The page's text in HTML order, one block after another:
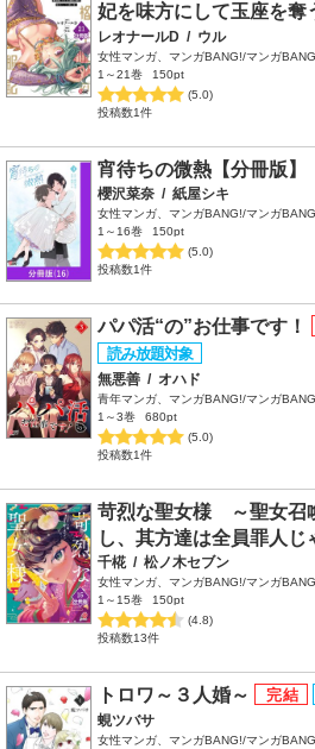
妃を味方にして玉座を奪
レオナールD / ウル
女性マンガ、マンガBANG!/マンガ
1～21巻
150pt
(5.0)
投稿数1件
宵待ちの微熱【分冊版】
櫻沢菜奈 / 紙屋シキ
女性マンガ、マンガBANG!/マンガ
1～16巻
150pt
(5.0)
投稿数1件
パパ活“の”お仕事です！
無悪善 / オハド
青年マンガ、マンガBANG!/マンガ
1～3巻
680pt
(5.0)
投稿数1件
苛烈な聖女様 ～聖女召
し、其方達は全員罪人じ
千椛 / 松ノ木セブン
女性マンガ、マンガBANG!/マンガ
1～15巻
150pt
(4.8)
投稿数13件
トロワ～３人婚～
蜆ツバサ
女性マンガ、マンガBANG!/マンガ